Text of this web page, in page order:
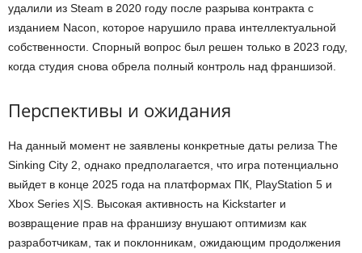
удалили из Steam в 2020 году после разрыва контракта с
изданием Nacon, которое нарушило права интеллектуальной
собственности. Спорный вопрос был решен только в 2023 году,
когда студия снова обрела полный контроль над франшизой.
Перспективы и ожидания
На данный момент не заявлены конкретные даты релиза The
Sinking City 2, однако предполагается, что игра потенциально
выйдет в конце 2025 года на платформах ПК, PlayStation 5 и
Xbox Series X|S. Высокая активность на Kickstarter и
возвращение прав на франшизу внушают оптимизм как
разработчикам, так и поклонникам, ожидающим продолжения